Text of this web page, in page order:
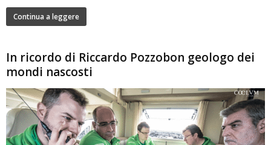
Continua a leggere
In ricordo di Riccardo Pozzobon geologo dei
mondi nascosti